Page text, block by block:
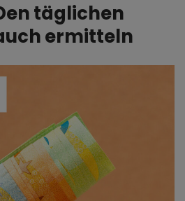
täglichen
ermitteln